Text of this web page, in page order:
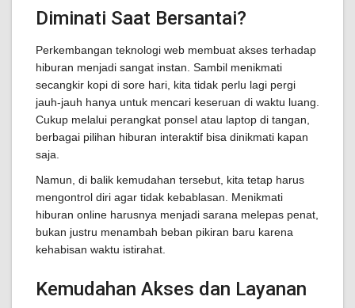
Diminati Saat Bersantai?
Perkembangan teknologi web membuat akses terhadap
hiburan menjadi sangat instan. Sambil menikmati
secangkir kopi di sore hari, kita tidak perlu lagi pergi
jauh-jauh hanya untuk mencari keseruan di waktu luang.
Cukup melalui perangkat ponsel atau laptop di tangan,
berbagai pilihan hiburan interaktif bisa dinikmati kapan
saja.
Namun, di balik kemudahan tersebut, kita tetap harus
mengontrol diri agar tidak kebablasan. Menikmati
hiburan online harusnya menjadi sarana melepas penat,
bukan justru menambah beban pikiran baru karena
kehabisan waktu istirahat.
Kemudahan Akses dan Layanan